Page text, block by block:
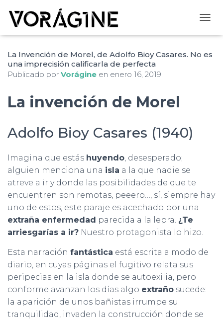
La Invención de Morel, de Adolfo Bioy Casares. No es
una imprecisión calificarla de perfecta
Publicado por Vorágine en enero 16, 2019
La invención de Morel
Adolfo Bioy Casares (1940)
Imagina que estás huyendo, desesperado;
alguien menciona una isla a la que nadie se
atreve a ir y donde las posibilidades de que te
encuentren son remotas, peeero…, sí, siempre hay
uno de estos, este paraje es acechado por una
extraña enfermedad parecida a la lepra. ¿Te
arriesgarías a ir? Nuestro protagonista lo hizo.
Esta narración fantástica está escrita a modo de
diario, en cuyas páginas el fugitivo relata sus
peripecias en la isla donde se autoexilia, pero
conforme avanzan los días algo extraño sucede:
la aparición de unos bañistas irrumpe su
tranquilidad, invaden la construcción donde se